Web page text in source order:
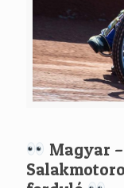
Magyar